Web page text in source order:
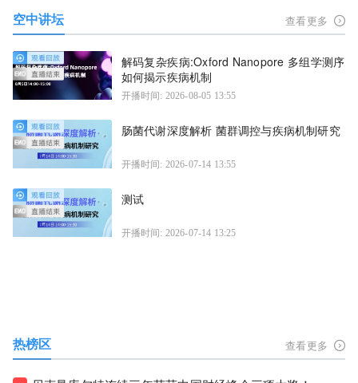
空中讲坛 查看更多
解码复杂疾病:Oxford Nanopore 多组学测序
如何揭示疾病机制
开播时间: 2026-08-05 13:55
肠菌代谢深度解析 菌群调控与疾病机制研究
开播时间: 2026-07-14 13:55
测试
开播时间: 2026-07-14 13:25
热榜区 查看更多